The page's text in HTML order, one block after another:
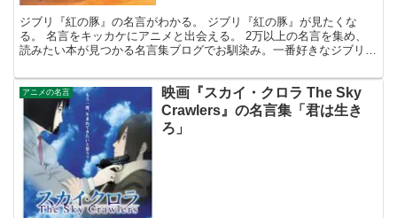
ジブリ『紅の豚』の名言がわかる。 ジブリ『紅の豚』が見たくな
る。 名言をキッカケにアニメと出会える。 2万以上の名言を集め、
読みたい本が見つかる名言集ブログでお馴染み。一番好きなジブリ映
アニメの名言
映画『スカイ・クロラ The Sky
Crawlers』の名言集「君は生き
ろ」